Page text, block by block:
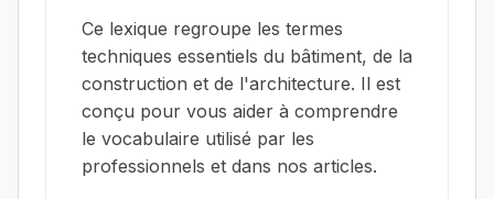
Ce lexique regroupe les termes
techniques essentiels du bâtiment, de la
construction et de l'architecture. Il est
conçu pour vous aider à comprendre
le vocabulaire utilisé par les
professionnels et dans nos articles.